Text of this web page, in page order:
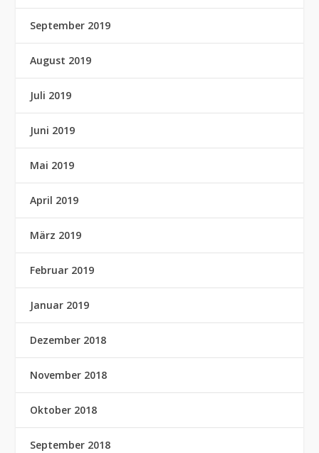
September 2019
August 2019
Juli 2019
Juni 2019
Mai 2019
April 2019
März 2019
Februar 2019
Januar 2019
Dezember 2018
November 2018
Oktober 2018
September 2018